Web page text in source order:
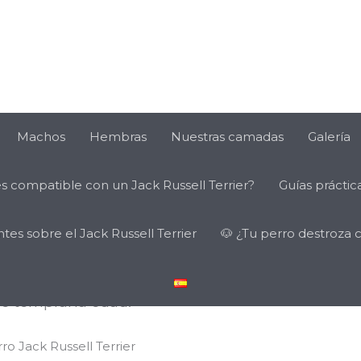
Machos Hembras Nuestras camadas Galería
compatible con un Jack Russell Terrier? Guías
sobre el Jack Russell Terrier 🐶 ¿Tu perro destroza
entrenar a un Jack Russell
/ Deja un comentario
guía, te mostraremos
temprana edad.